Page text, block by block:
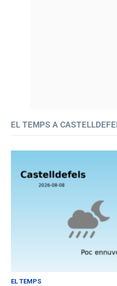
EL TEMPS A
EL TEMPS